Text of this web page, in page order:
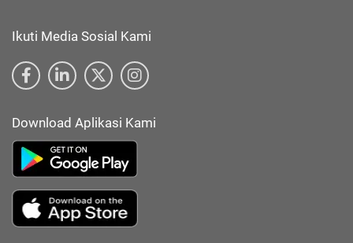
Ikuti Media Sosial Kami
Download Aplikasi Kami